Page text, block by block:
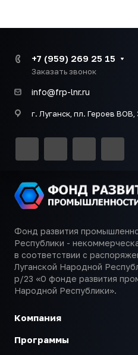
+7 (959) 269 25 15
Заказать звонок
info@frp-lnr.ru
г. Луганск, пл. Героев
Фонд развития
Республики -
в соответствии с
Луганской Народной
р/23 «О фонде развития
Народной Республики».
Компания
Программы